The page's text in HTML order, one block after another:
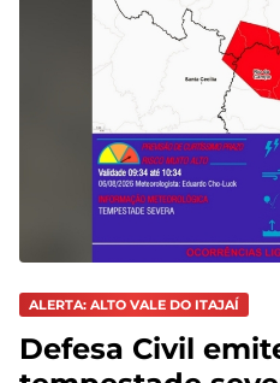
ALERTA: ALTO VALE DO ITAJAÍ
Defesa Civil